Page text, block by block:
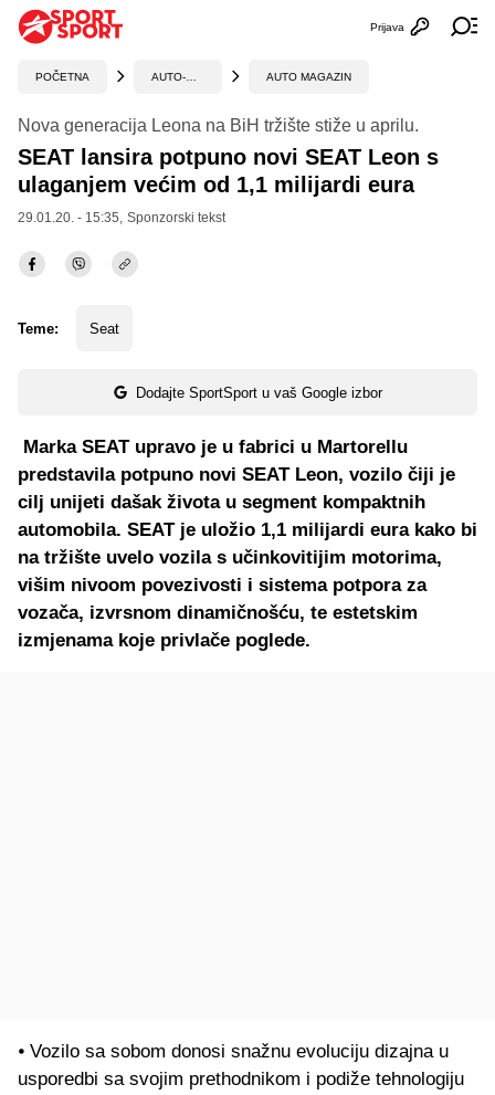
Otvori
Prijava
POČETNA AUTO MAGAZIN
Nova generacija Leona na BiH tržište stiže u aprilu.
SEAT lansira potpuno novi SEAT Leon s
ulaganjem većim od 1,1 milijardi eura
29.01.20. - 15:35, Sponzorski tekst
Teme: Seat
Dodajte SportSport u vaš Google izbor
Marka SEAT upravo je u fabrici u Martorellu
predstavila potpuno novi SEAT Leon, vozilo čiji je
cilj unijeti dašak života u segment kompaktnih
automobila. SEAT je uložio 1,1 milijardi eura kako bi
na tržište uvelo vozila s učinkovitijim motorima,
višim nivoom povezivosti i sistema potpora za
vozača, izvrsnom dinamičnošću, te estetskim
izmjenama koje privlače poglede.
⦁ Vozilo sa sobom donosi snažnu evoluciju dizajna u
usporedbi sa svojim prethodnikom i podiže tehnologiju